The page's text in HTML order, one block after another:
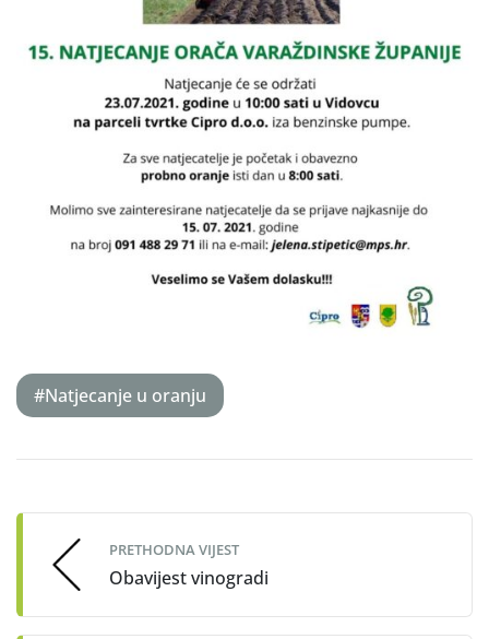
#Natjecanje u oranju
navigation
PRETHODNA VIJEST
Obavijest vinogradi